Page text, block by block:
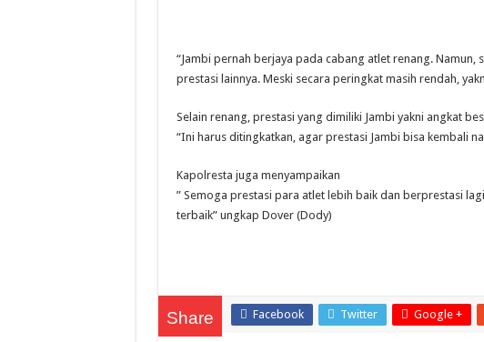
“Jambi pernah berjaya pada cabang atlet renang. Namun,
prestasi lainnya. Meski secara peringkat masih rendah,
Selain renang, prestasi yang dimiliki Jambi yakni angkat
“Ini harus ditingkatkan, agar prestasi Jambi bisa kembali
Kapolresta juga menyampaikan
” Semoga prestasi para atlet lebih baik dan berprestasi
terbaik” ungkap Dover (Dody)
Share Facebook Twitter Google +